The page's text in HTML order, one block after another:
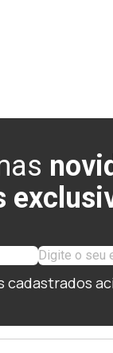
cadastrados